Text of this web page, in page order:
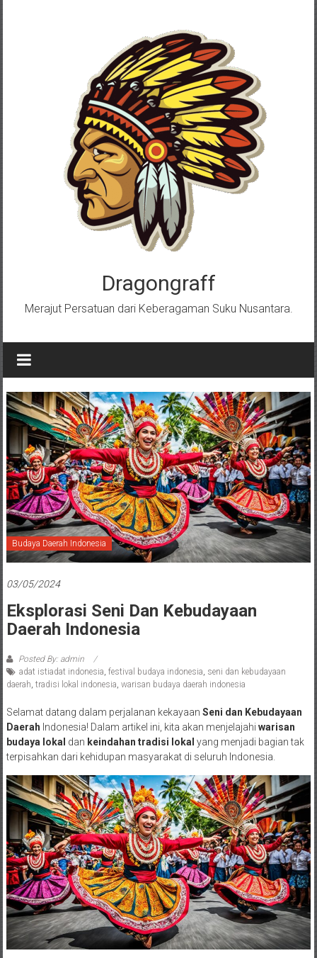
Dragongraff
Merajut Persatuan dari Keberagaman Suku Nusantara.
Budaya Daerah Indonesia
03/05/2024
Eksplorasi Seni Dan Kebudayaan
Daerah Indonesia
Posted By: admin
adat istiadat indonesia festival budaya indonesia seni dan kebudayaan
daerah tradisi lokal indonesia warisan budaya daerah indonesia
Selamat datang dalam perjalanan kekayaan Seni dan Kebudayaan
Daerah Indonesia! Dalam artikel ini, kita akan menjelajahi warisan
budaya lokal dan keindahan tradisi lokal yang menjadi bagian tak
terpisahkan dari kehidupan masyarakat di seluruh Indonesia.